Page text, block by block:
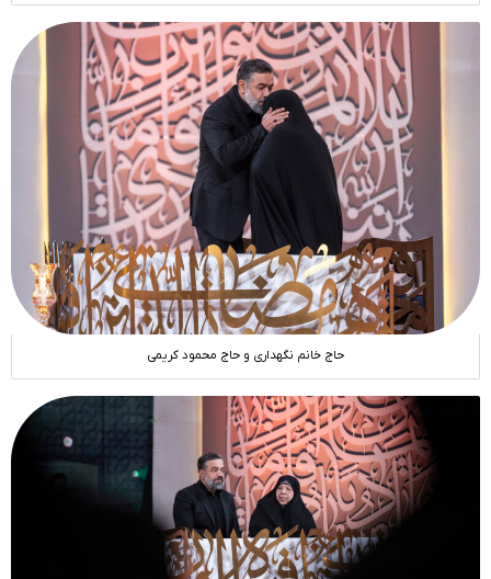
حاج خانم نگهداری و حاج محمود کریمی